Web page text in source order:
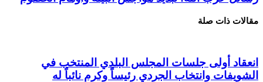
مقالات ذات صلة
انعقاد أولى جلسات المجلس البلدي المنتخب في
الشويفات وانتخاب الجردي رئيساً وكرم نائباً له